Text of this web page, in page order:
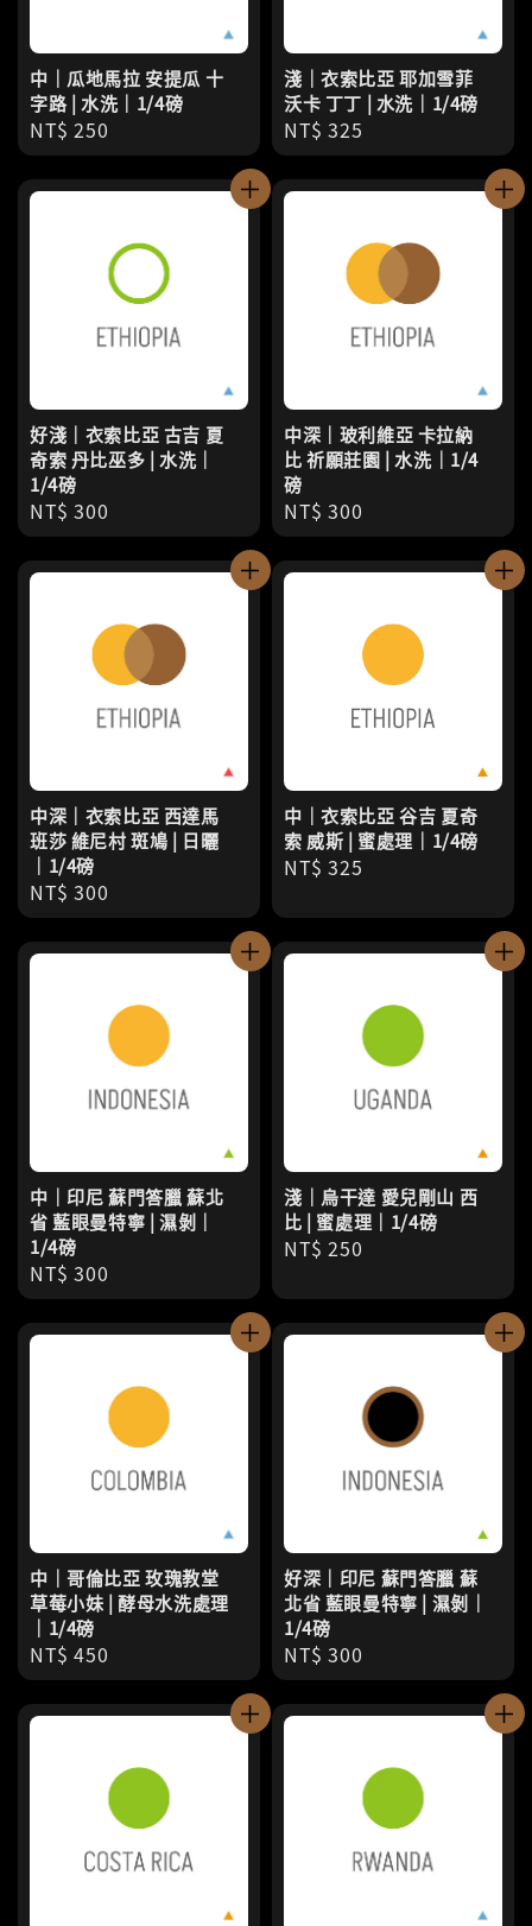
中｜瓜地馬拉 安提瓜 十
字路 | 水洗｜1/4磅
Regular
price
NT$ 250
淺｜衣索比亞 耶加雪菲
沃卡 丁丁 | 水洗｜1/4磅
Regular
price
NT$ 325
好淺｜衣索比亞 古吉 夏
奇索 丹比巫多 | 水洗｜
1/4磅
Regular
price
NT$ 300
中深｜玻利維亞 卡拉納
比 祈願莊園 | 水洗｜1/4
磅
Regular
price
NT$ 300
中深｜衣索比亞 西達馬
班莎 維尼村 斑鳩 | 日曬
｜1/4磅
Regular
price
NT$ 300
中｜衣索比亞 谷吉 夏奇
索 威斯 | 蜜處理｜1/4磅
Regular
NT$ 325
中｜印尼 蘇門答臘 蘇北
省 藍眼曼特寧 | 濕剝｜
1/4磅
Regular
price
NT$ 300
淺｜烏干達 愛兒剛山 西
比 | 蜜處理｜1/4磅
Regular
NT$ 250
中｜哥倫比亞 玫瑰教堂
草莓小妹 | 酵母水洗處理
｜1/4磅
Regular
price
NT$ 450
好深｜印尼 蘇門答臘 蘇
北省 藍眼曼特寧 | 濕剝｜
1/4磅
Regular
price
NT$ 300